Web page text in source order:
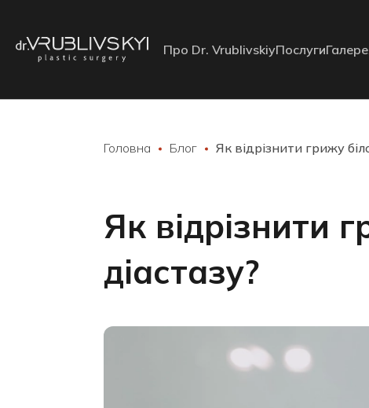
Про Dr. VrublivskiyПослуги
Головна Блог Як відрізнити грижу
Як відрізнити
діастазу?